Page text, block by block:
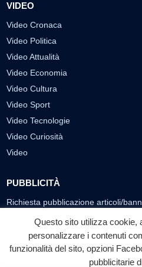
VIDEO
Video Cronaca
Video Politica
Video Attualità
Video Economia
Video Cultura
Video Sport
Video Tecnologie
Video Curiosità
Video
PUBBLICITÀ
Richiesta pubblicazione articoli/
SEGUICI SUI SOCIAL
f ◎
Questo sito utilizza cookie,
personalizzare i contenuti
funzionalità del sito, opzioni
pubblicitarie